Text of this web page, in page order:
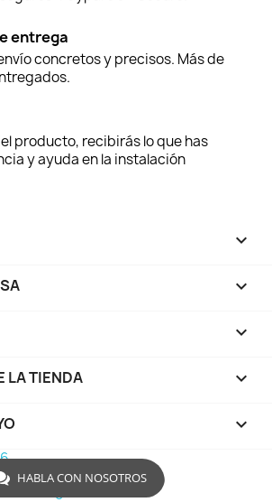
entrega
concretos y precisos. Más de
producto, recibirás lo que has
y ayuda en la instalación



LA TIENDA keyboard_arrow_down

-
HABLA CON NOSOTROS